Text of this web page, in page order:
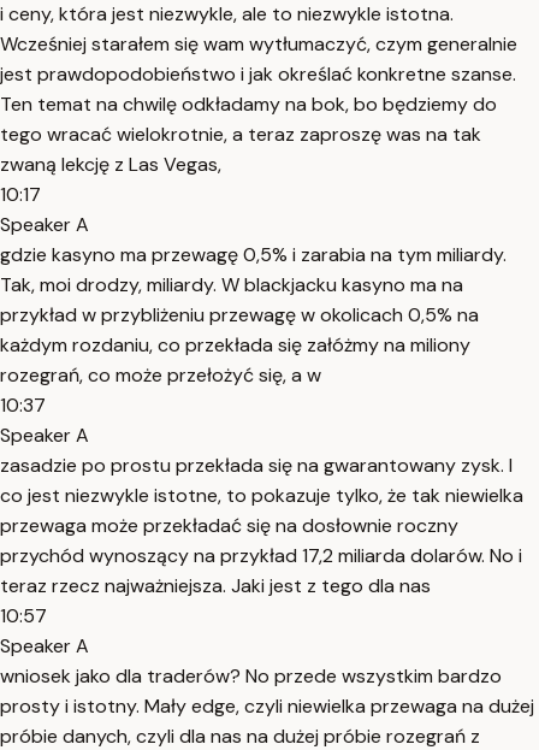
i ceny, która jest niezwykle, ale to niezwykle istotna.
Wcześniej starałem się wam wytłumaczyć, czym generalnie
jest prawdopodobieństwo i jak określać konkretne szanse.
Ten temat na chwilę odkładamy na bok, bo będziemy do
tego wracać wielokrotnie, a teraz zaproszę was na tak
zwaną lekcję z Las Vegas,
10:17
Speaker A
gdzie kasyno ma przewagę 0,5% i zarabia na tym miliardy.
Tak, moi drodzy, miliardy. W blackjacku kasyno ma na
przykład w przybliżeniu przewagę w okolicach 0,5% na
każdym rozdaniu, co przekłada się załóżmy na miliony
rozegrań, co może przełożyć się, a w
10:37
Speaker A
zasadzie po prostu przekłada się na gwarantowany zysk. I
co jest niezwykle istotne, to pokazuje tylko, że tak niewielka
przewaga może przekładać się na dosłownie roczny
przychód wynoszący na przykład 17,2 miliarda dolarów. No i
teraz rzecz najważniejsza. Jaki jest z tego dla nas
10:57
Speaker A
wniosek jako dla traderów? No przede wszystkim bardzo
prosty i istotny. Mały edge, czyli niewielka przewaga na dużej
próbie danych, czyli dla nas na dużej próbie rozegrań z